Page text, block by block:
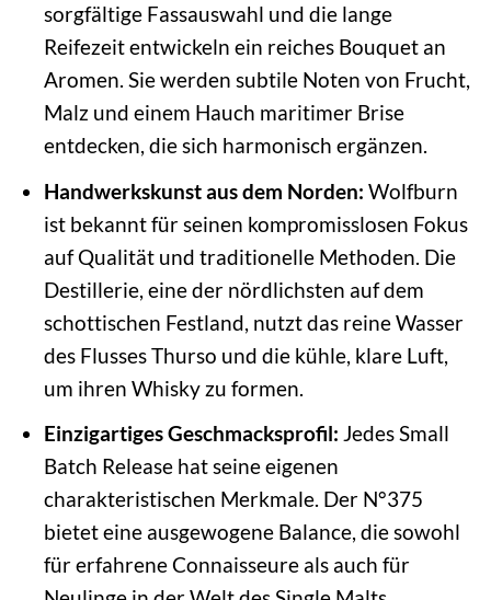
sorgfältige Fassauswahl und die lange
Reifezeit entwickeln ein reiches Bouquet an
Aromen. Sie werden subtile Noten von Frucht,
Malz und einem Hauch maritimer Brise
entdecken, die sich harmonisch ergänzen.
Handwerkskunst aus dem Norden: Wolfburn
ist bekannt für seinen kompromisslosen Fokus
auf Qualität und traditionelle Methoden. Die
Destillerie, eine der nördlichsten auf dem
schottischen Festland, nutzt das reine Wasser
des Flusses Thurso und die kühle, klare Luft,
um ihren Whisky zu formen.
Einzigartiges Geschmacksprofil: Jedes Small
Batch Release hat seine eigenen
charakteristischen Merkmale. Der N°375
bietet eine ausgewogene Balance, die sowohl
für erfahrene Connaisseure als auch für